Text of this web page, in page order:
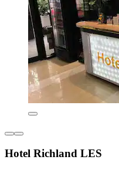
Hotel Richland LES